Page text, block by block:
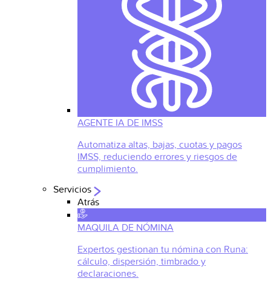
AGENTE IA DE IMSS
Automatiza altas, bajas, cuotas y pagos
IMSS, reduciendo errores y riesgos de
cumplimiento.
Servicios
Atrás
MAQUILA DE NÓMINA
Expertos gestionan tu nómina con Runa:
cálculo, dispersión, timbrado y
declaraciones.